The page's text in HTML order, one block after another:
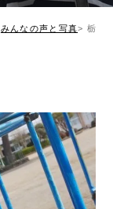
みんなの声と写真 栃木